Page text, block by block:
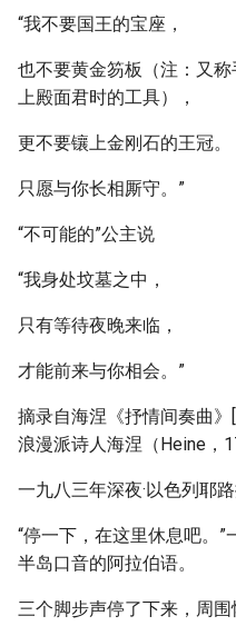
“我不要国王的宝座，
也不要黄金笏板（注：又
上殿面君时的工具），
更不要镶上金刚石的王冠。
只愿与你长相厮守。”
“不可能的”公主说
“我身处坟墓之中，
只有等待夜晚来临，
才能前来与你相会。”
摘录自海涅《抒情间奏曲
浪漫派诗人海涅（Heine，
一九八三年深夜·以色列耶路
“停一下，在这里休息吧。
半岛口音的阿拉伯语。
三个脚步声停了下来，周围